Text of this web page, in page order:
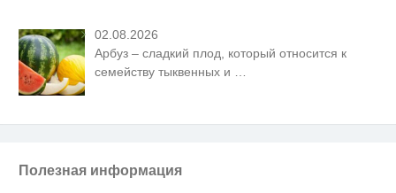
02.08.2026
Арбуз – сладкий плод, который относится к
семейству тыквенных и
Полезная информация